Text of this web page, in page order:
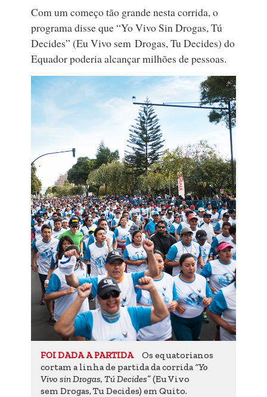
Com um começo tão grande nesta corrida, o
programa disse que “Yo Vivo Sin Drogas, Tú
Decides” (Eu Vivo sem Drogas, Tu Decides) do
Equador poderia alcançar milhões de pessoas.
FOI DADA A PARTIDA
Os equatorianos
cortam a linha de partida da corrida “Yo
Vivo sin Drogas, Tú Decides”(Eu Vivo
sem Drogas, Tu Decides) em Quito.